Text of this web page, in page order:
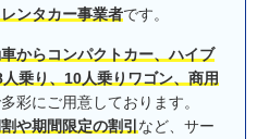
ンタカー事業者です。
からコンパクトカー、ハイブ
乗り、10人乗りワゴン、商用
彩にご用意しております。
や期間限定の割引 など、サー